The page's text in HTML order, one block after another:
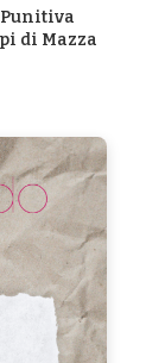
Punitiva
di Mazza